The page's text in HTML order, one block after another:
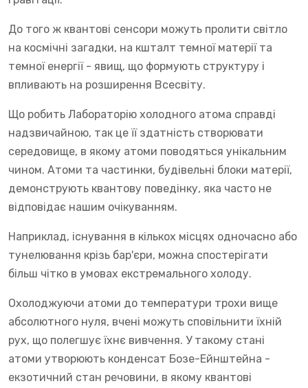
До того ж квантові сенсори можуть пролити світло
на космічні загадки, на кшталт темної матерії та
темної енергії - явищ, що формують структуру і
впливають на розширення Всесвіту.
Що робить Лабораторію холодного атома справді
надзвичайною, так це її здатність створювати
середовище, в якому атоми поводяться унікальним
чином. Атоми та частинки, будівельні блоки матерії,
демонструють квантову поведінку, яка часто не
відповідає нашим очікуванням.
Наприклад, існування в кількох місцях одночасно або
тунелювання крізь бар'єри, можна спостерігати
більш чітко в умовах екстремального холоду.
Охолоджуючи атоми до температури трохи вище
абсолютного нуля, вчені можуть сповільнити їхній
рух, що полегшує їхнє вивчення. У такому стані
атоми утворюють конденсат Бозе-Ейнштейна -
екзотичний стан речовини, в якому квантові